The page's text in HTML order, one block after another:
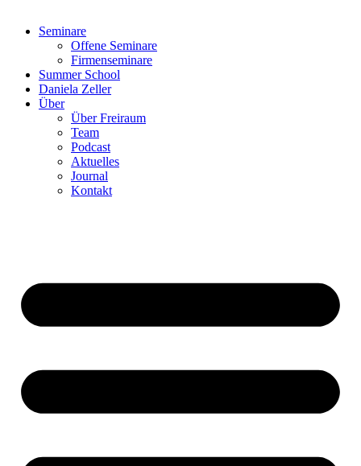
Seminare
Offene Seminare
Firmenseminare
Summer School
Daniela Zeller
Über
Über Freiraum
Team
Podcast
Aktuelles
Journal
Kontakt